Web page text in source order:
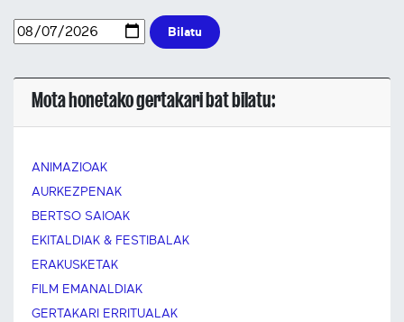
Bilatu
Mota honetako gertakari bat bilatu:
ANIMAZIOAK
AURKEZPENAK
BERTSO SAIOAK
EKITALDIAK & FESTIBALAK
ERAKUSKETAK
FILM EMANALDIAK
GERTAKARI ERRITUALAK